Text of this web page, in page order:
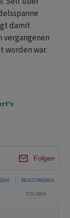
damit
vergangenen
worden war.
Folgen
FOLGE DIESER
FOLGEN
REGISTRIEREN